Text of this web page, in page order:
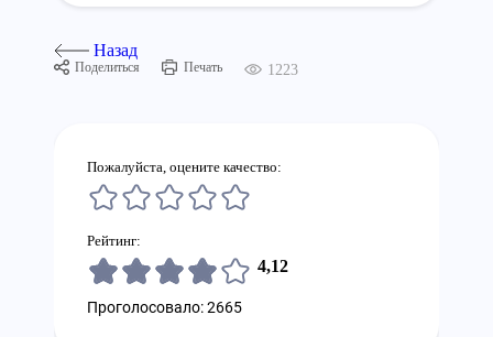
Назад
Поделиться Печать 1223
Пожалуйста, оцените качество:
Рейтинг:
4,12
Проголосовало: 2665